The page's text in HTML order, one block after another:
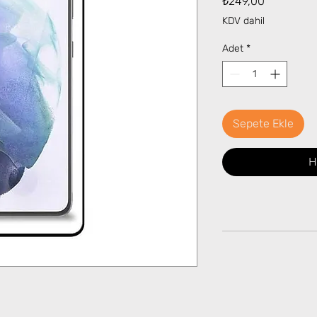
KDV dahil
Adet *
Sepete Ekle